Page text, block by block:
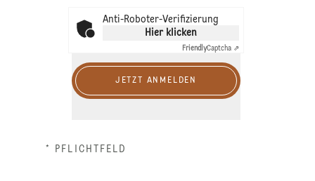
Anti-Roboter-Verifizierung
Hier klicken
FriendlyCaptcha ⇗
JETZT ANMELDEN
* PFLICHTFELD